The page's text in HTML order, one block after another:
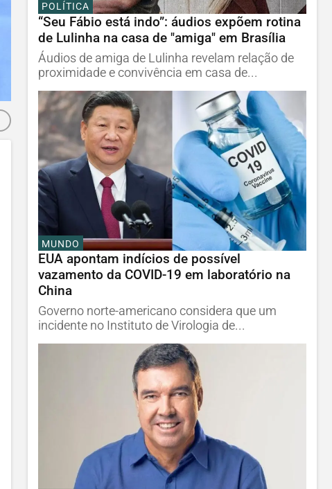
POLÍTICA
“Seu Fábio está indo”: áudios expõem rotina
de Lulinha na casa de "amiga" em Brasília
Áudios de amiga de Lulinha revelam relação de
proximidade e convivência em casa de...
MUNDO
EUA apontam indícios de possível
vazamento da COVID-19 em laboratório na
China
Governo norte-americano considera que um
incidente no Instituto de Virologia de...